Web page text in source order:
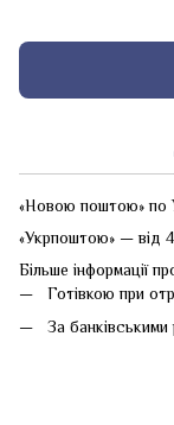
«Новою поштою» по
«Укрпоштою» — від
Більше інформації
Готівкою при
За банківськими